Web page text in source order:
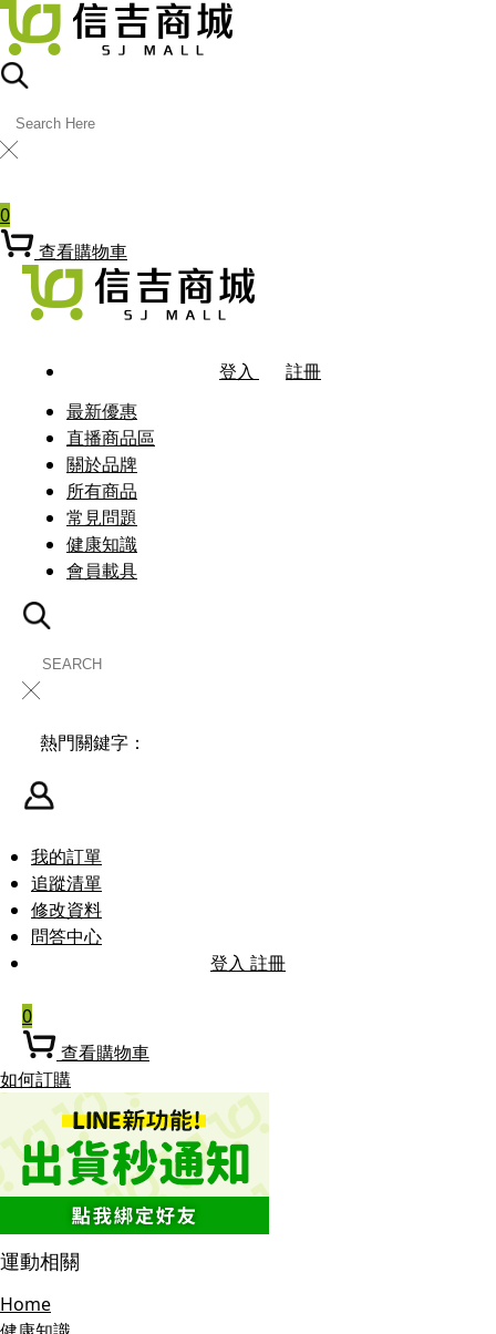
╳
0
查看購物車
登入
註冊
最新優惠
直播商品區
關於品牌
所有商品
常見問題
健康知識
會員載具
╳
熱門關鍵字：
我的訂單
追蹤清單
修改資料
問答中心
登入 註冊
0
查看購物車
如何訂購
運動相關
Home